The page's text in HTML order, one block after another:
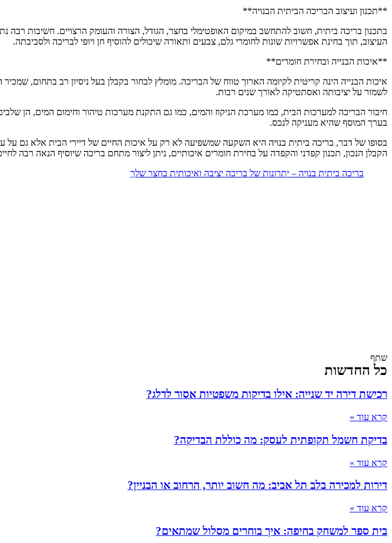
**תכנון ועיצוב הבריכה הביתית הבנויה**
בתכנון בריכה ביתית, חשוב להתחשב במיקום האופטימלי בחצר, הגודל, הצורה והעומק הרצויים. חשיבות רבה
העיצוב, תוך בחינת אפשרויות שונות לחומרי גלם, צבעים ותאורה שיכולים להוסיף חן ויופי לבריכה ולסביבתה.
**איכות הבנייה ובחירת חומרים**
איכות הבנייה הינה קריטית לקיומה הארוך טווח של הבריכה. מומלץ לבחור בקבלן בעל ניסיון רב בתחום,
לשמור על יציבותה ואסתטיקה לאורך שנים רבות.
חיבור הבריכה למערכות הבית, כמו מערכת הניקוז והמים, כמו גם התקנת מערכות טיהור וחימום המים, הן
בערך המוסף שהיא מעניקה לנכס.
בסופו של דבר, בריכה ביתית בנויה היא השקעה שמשפיעה לא רק על איכות החיים של דיירי הבית אלא גם
הקבלן הנכון, תכנון קפדני והקפדה על בחירת חומרים איכותיים, ניתן ליצור מתחם בריכה שיוסיף הנאה רבה
בריכה ביתית בנויה – יתרונות של בריכה יציבה ואיכותית בחצר שלך
שתף
כל החדשות
רכישת דירה יד שנייה: אילו בדיקות משפטיות אסור לדלג?
קרא עוד »
בדיקת חשמל תקופתית לעסק: מה כוללת הבדיקה?
קרא עוד »
דירות למכירה בלב תל אביב: מה חשוב יותר, הרחוב או הבניין?
קרא עוד »
בית ספר למשחק בחיפה: איך בוחרים מסלול שמתאים?